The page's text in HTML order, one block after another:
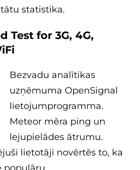
statistika.
Test for 3G, 4G,
Bezvadu analītikas
uzņēmuma OpenSignal
lietojumprogramma.
Meteor mēra ping un
lejupielādes ātrumu.
lietotāji novērtēs to, ka